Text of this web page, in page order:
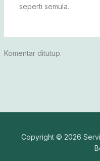
seperti semula.
Komentar ditutup.
Copyright © 2026